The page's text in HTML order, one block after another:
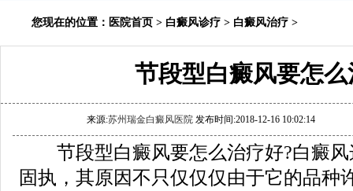
您现在的位置： 医院首页 > 白癜风诊疗 > 白癜风治疗 >
节段型白癜风要怎
来源:苏州瑞金白癜风医院 发布时间:2018-12-16 10:02:14
节段型白癜风要怎么治疗好?白癜风
固执，其原因不只仅仅仅由于它的品种